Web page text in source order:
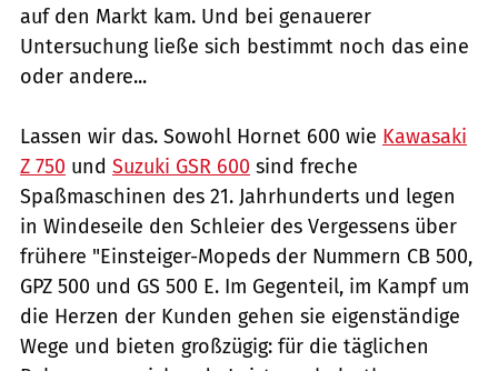
auf den Markt kam. Und bei genauerer
Untersuchung ließe sich bestimmt noch das eine
oder andere...
Lassen wir das. Sowohl Hornet 600 wie Kawasaki
Z 750 und Suzuki GSR 600 sind freche
Spaßmaschinen des 21. Jahrhunderts und legen
in Windeseile den Schleier des Vergessens über
frühere "Einsteiger-Mopeds der Nummern CB 500,
GPZ 500 und GS 500 E. Im Gegenteil, im Kampf um
die Herzen der Kunden gehen sie eigenständige
Wege und bieten großzügig: für die täglichen